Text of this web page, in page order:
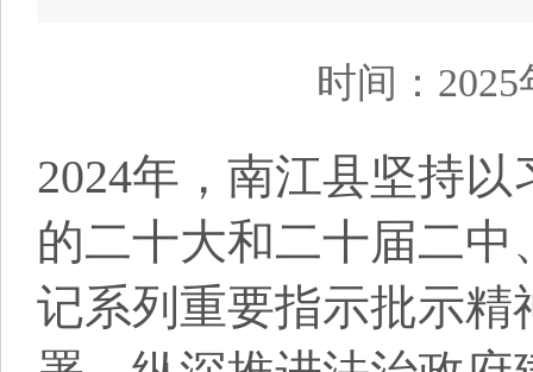
时间：
2024年，南江县坚持
的二十大和二十届二
记系列重要指示批示